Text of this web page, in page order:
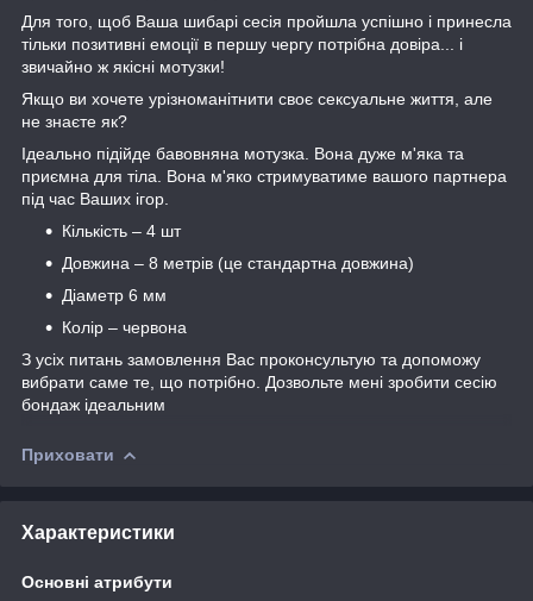
Для того, щоб Ваша шибарі сесія пройшла успішно і принесла
тільки позитивні емоції в першу чергу потрібна довіра... і
звичайно ж якісні мотузки!
Якщо ви хочете урізноманітнити своє сексуальне життя, але
не знаєте як?
Ідеально підійде бавовняна мотузка. Вона дуже м'яка та
приємна для тіла. Вона м'яко стримуватиме вашого партнера
під час Ваших ігор.
Кількість – 4 шт
Довжина – 8 метрів (це стандартна довжина)
Діаметр 6 мм
Колір – червона
З усіх питань замовлення Вас проконсультую та допоможу
вибрати саме те, що потрібно. Дозвольте мені зробити сесію
бондаж ідеальним
Приховати
Характеристики
Основні атрибути